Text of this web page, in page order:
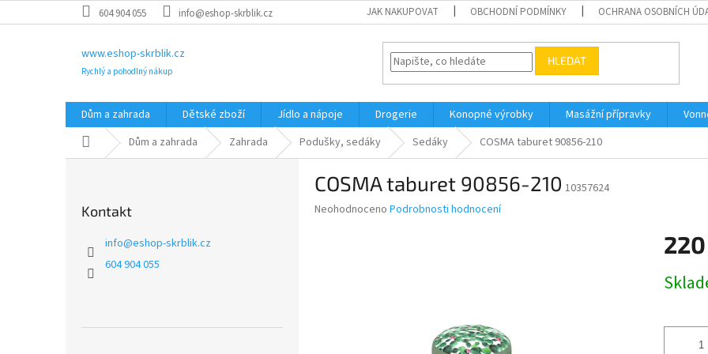
na
604 904 055 info@eshop-skrblik.cz JAK NAKUPOVAT OBCHODNÍ PODMÍNKY OCHRANA OSOBNÍCH
www.eshop-skrblik.cz
Rychlý a pohodlný nákup
HLEDAT
Dům a zahrada Dětské zboží Jídlo a nápoje Drogerie Konopné výrobky Masážní přípravky
Domů Dům a zahrada Zahrada Podušky, sedáky Sedáky COSMA taburet 90856-210
Kontakt
info@eshop-skrblik.cz
604 904 055
COSMA taburet 90856-210 10357624
Průměrné
Neohodnoceno Podrobnosti hodnocení
cena: